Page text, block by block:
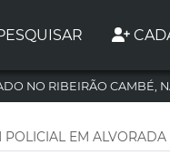
NO RIBEIRÃO CAMBÉ,
EM